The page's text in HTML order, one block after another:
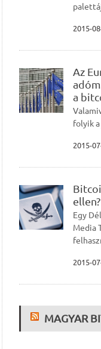
2015-
Az
a
folyik
2015-
ellen?
Egy
Media
2015-
MAGYAR